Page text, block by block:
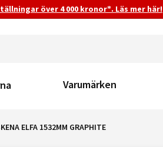
över 4 000 kronor*. Läs mer här!
Varumärken
ELFA 1532MM GRAPHITE